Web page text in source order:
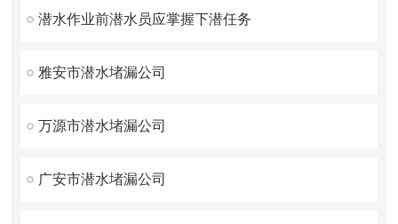
潜水作业前潜水员应掌握下潜任务
雅安市潜水堵漏公司
万源市潜水堵漏公司
广安市潜水堵漏公司